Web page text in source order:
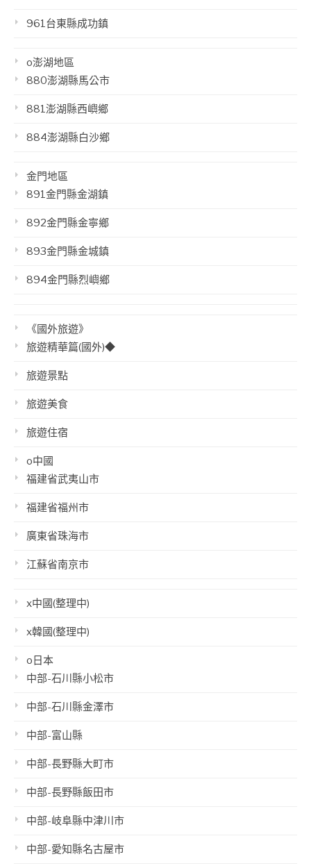
961台東縣成功鎮
o澎湖地區
880澎湖縣馬公市
881澎湖縣西嶼鄉
884澎湖縣白沙鄉
金門地區
891金門縣金湖鎮
892金門縣金寧鄉
893金門縣金城鎮
894金門縣烈嶼鄉
《國外旅遊》
旅遊精華篇(國外)◆
旅遊景點
旅遊美食
旅遊住宿
o中國
福建省武夷山市
福建省福州市
廣東省珠海市
江蘇省南京市
x中國(整理中)
x韓國(整理中)
o日本
中部-石川縣小松市
中部-石川縣金澤市
中部-富山縣
中部-長野縣大町市
中部-長野縣飯田市
中部-岐阜縣中津川市
中部-愛知縣名古屋市